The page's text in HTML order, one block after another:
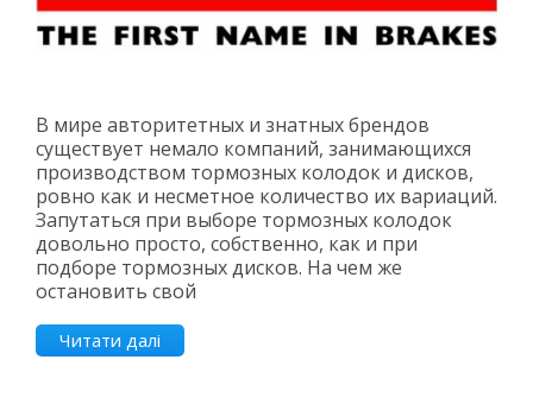
В мире авторитетных и знатных брендов
существует немало компаний, занимающихся
производством тормозных колодок и дисков,
ровно как и несметное количество их вариаций.
Запутаться при выборе тормозных колодок
довольно просто, собственно, как и при
подборе тормозных дисков. На чем же
остановить свой
Читати далі